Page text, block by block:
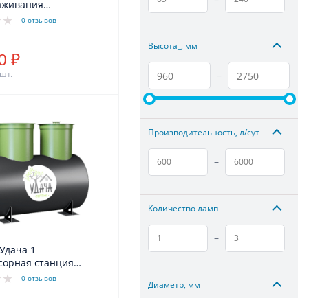
0 отзывов
₽
1
станция
вод,
0 отзывов
Высота_, мм
–
Производительность, л/сут
–
Количество ламп
–
Диаметр, мм